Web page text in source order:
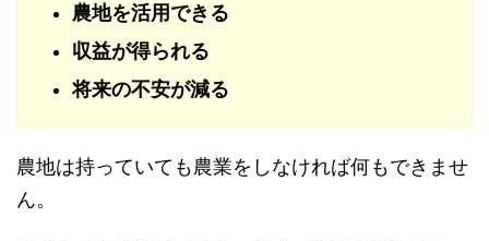
農地を活用できる
収益が得られる
将来の不安が減る
農地は持っていても農業をしなければ何もできませ
ん。